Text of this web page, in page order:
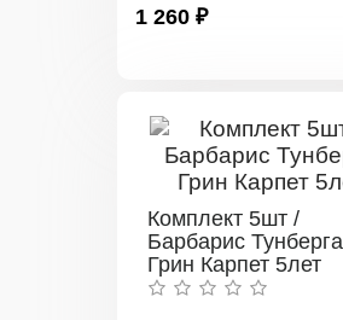
1 260 ₽
Комплект 5шт /
Барбарис Тунберга
Грин Карпет 5лет